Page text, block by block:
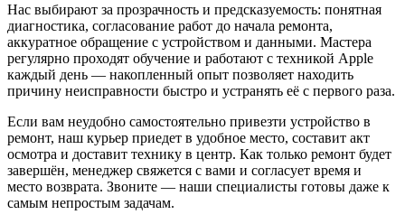
Нас выбирают за прозрачность и предсказуемость: понятная
диагностика, согласование работ до начала ремонта,
аккуратное обращение с устройством и данными. Мастера
регулярно проходят обучение и работают с техникой Apple
каждый день — накопленный опыт позволяет находить
причину неисправности быстро и устранять её с первого раза.
Если вам неудобно самостоятельно привезти устройство в
ремонт, наш курьер приедет в удобное место, составит акт
осмотра и доставит технику в центр. Как только ремонт будет
завершён, менеджер свяжется с вами и согласует время и
место возврата. Звоните — наши специалисты готовы даже к
самым непростым задачам.